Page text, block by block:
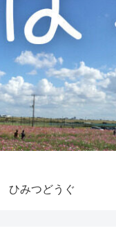
ひみつどうぐ